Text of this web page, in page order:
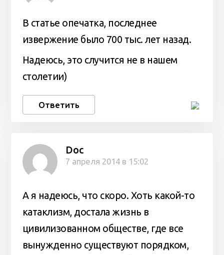
В статье опечатка, последнее
извержение было 700 тыс. лет назад.
Надеюсь, это случится не в нашем
столетии)
Ответить
Doc
7 апреля 2014 в 15:02
А я надеюсь, что скоро. Хоть какой-то
катаклизм, достала жизнь в
цивилизованном обществе, где все
вынужденно существуют порядком,